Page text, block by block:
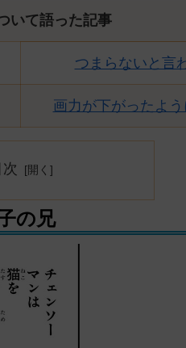
いて語った記事
つまらないと言
画力が下がったよ
の兄